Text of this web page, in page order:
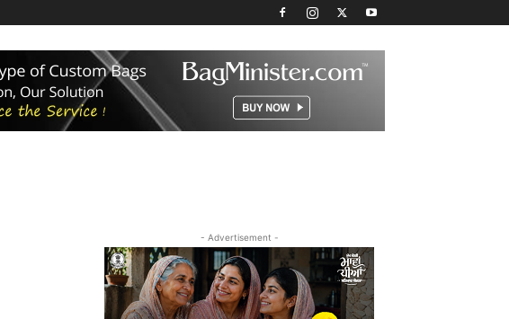
- Advertisement -